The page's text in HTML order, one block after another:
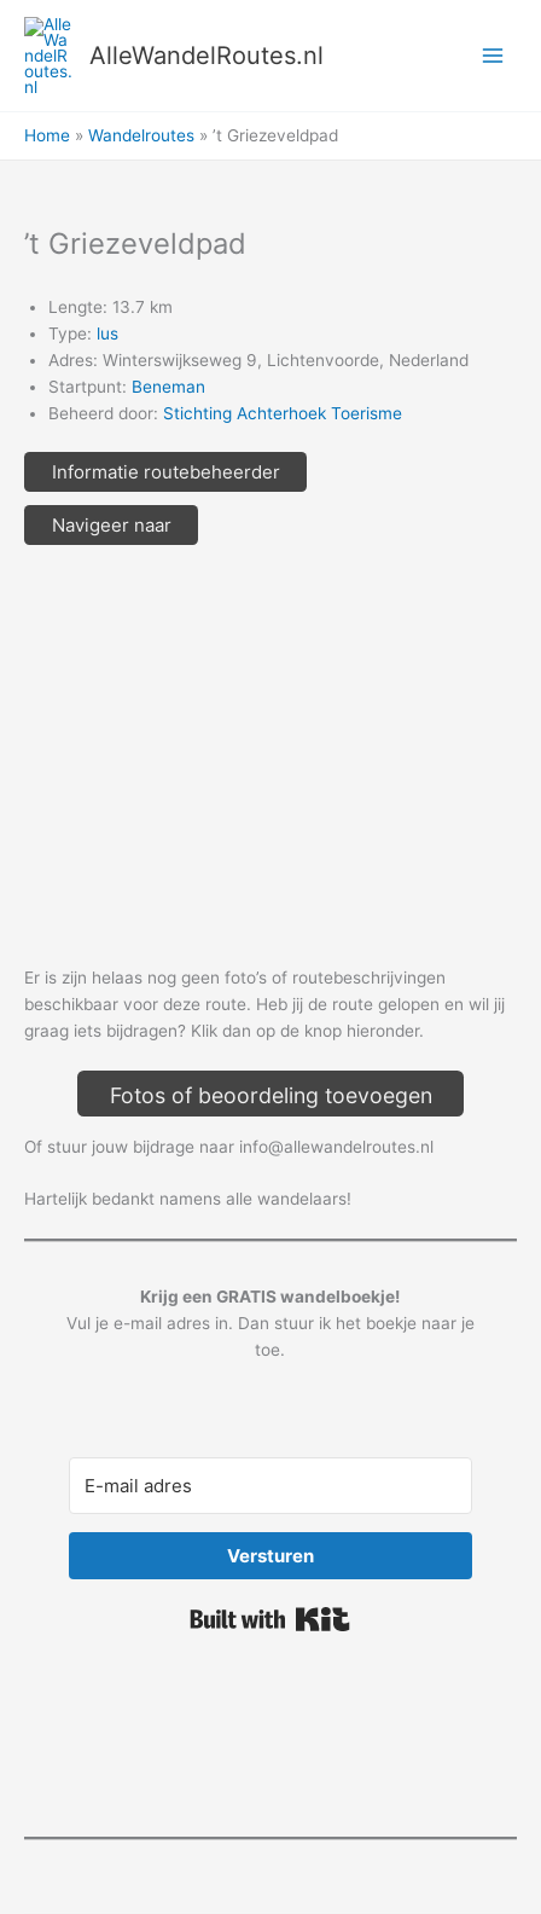
naar
inhoud
AlleWandelRoutes.nl
Home Wandelroutes ’t Griezeveldpad
’t Griezeveldpad
Lengte: 13.7 km
Type: lus
Adres: Winterswijkseweg 9, Lichtenvoorde, Nederland
Startpunt: Beneman
Beheerd door: Stichting Achterhoek Toerisme
Informatie routebeheerder
Navigeer naar
Er is zijn helaas nog geen foto’s of routebeschrijvingen
beschikbaar voor deze route. Heb jij de route gelopen en wil jij
graag iets bijdragen? Klik dan op de knop hieronder.
Fotos of beoordeling toevoegen
Of stuur jouw bijdrage naar info@allewandelroutes.nl
Hartelijk bedankt namens alle wandelaars!
Krijg een GRATIS wandelboekje!
Vul je e-mail adres in. Dan stuur ik het boekje naar je
toe.
Versturen